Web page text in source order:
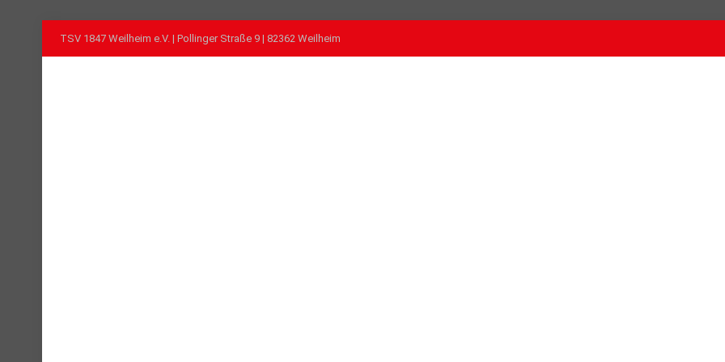
TSV 1847 Weilheim e.V. | Pollinger Straße 9 | 82362 Weilheim